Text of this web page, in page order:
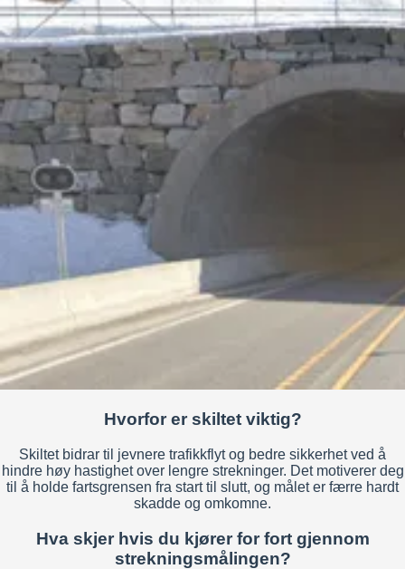
Hvorfor er skiltet viktig?
Skiltet bidrar til jevnere trafikkflyt og bedre sikkerhet ved å
hindre høy hastighet over lengre strekninger. Det motiverer deg
til å holde fartsgrensen fra start til slutt, og målet er færre hardt
skadde og omkomne.
Hva skjer hvis du kjører for fort gjennom
strekningsmålingen?